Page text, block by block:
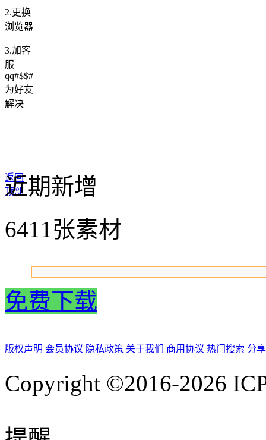
2.更换
浏览器
3.加客
服
qq#$$#
为好友
解决
返回
顶部
近期新增
6411张素材
免费下载
版权声明 会员协议 隐私政策 关于我们 商用协议 热门搜索 分
Copyright ©2016-2026